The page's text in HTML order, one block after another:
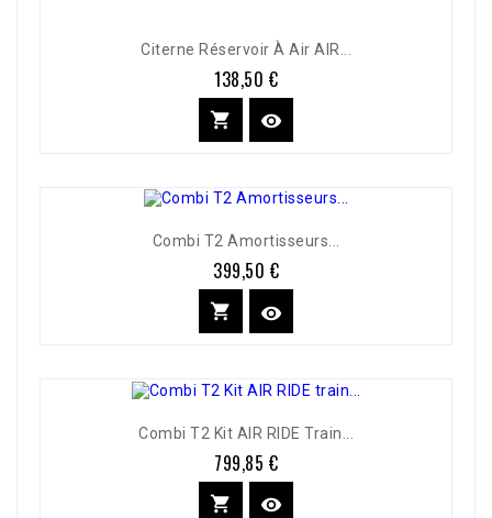
Citerne Réservoir À Air AIR...
Prix
138,50 €
 
Combi T2 Amortisseurs...
Prix
399,50 €
 
Combi T2 Kit AIR RIDE Train...
Prix
799,85 €
 